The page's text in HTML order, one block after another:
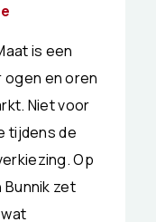
is een
ogen en oren
Niet voor
tijdens de
Op
zet